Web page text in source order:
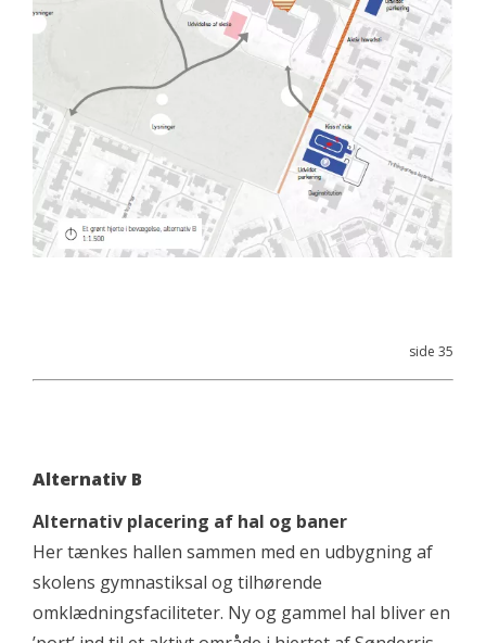
side 35
Alternativ B
Alternativ placering af hal og baner
Her tænkes hallen sammen med en udbygning af
skolens gymnastiksal og tilhørende
omklædningsfaciliteter. Ny og gammel hal bliver en